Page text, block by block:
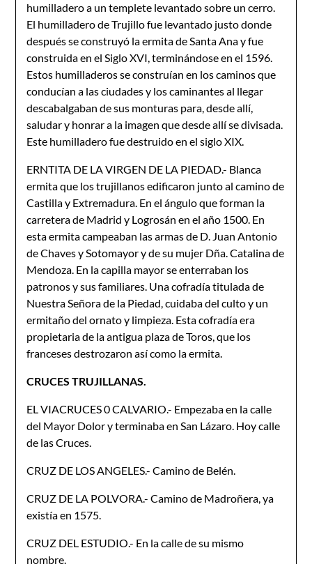
humilladero a un templete levantado sobre un cerro.
El humilladero de Trujillo fue levantado justo donde
después se construyó la ermita de Santa Ana y fue
construida en el Siglo XVI, terminándose en el 1596.
Estos humilladeros se construían en los caminos que
conducían a las ciudades y los caminantes al llegar
descabalgaban de sus monturas para, desde allí,
saludar y honrar a la imagen que desde allí se divisada.
Este humilladero fue destruido en el siglo XIX.
ERNTITA DE LA VIRGEN DE LA PIEDAD.- Blanca
ermita que los trujillanos edificaron junto al camino de
Castilla y Extremadura. En el ángulo que forman la
carretera de Madrid y Logrosán en el año 1500. En
esta ermita campeaban las armas de D. Juan Antonio
de Chaves y Sotomayor y de su mujer Dña. Catalina de
Mendoza. En la capilla mayor se enterraban los
patronos y sus familiares. Una cofradía titulada de
Nuestra Señora de la Piedad, cuidaba del culto y un
ermitaño del ornato y limpieza. Esta cofradía era
propietaria de la antigua plaza de Toros, que los
franceses destrozaron así como la ermita.
CRUCES TRUJILLANAS.
EL VIACRUCES 0 CALVARIO.- Empezaba en la calle
del Mayor Dolor y terminaba en San Lázaro. Hoy calle
de las Cruces.
CRUZ DE LOS ANGELES.- Camino de Belén.
CRUZ DE LA POLVORA.- Camino de Madroñera, ya
existía en 1575.
CRUZ DEL ESTUDIO.- En la calle de su mismo
nombre.